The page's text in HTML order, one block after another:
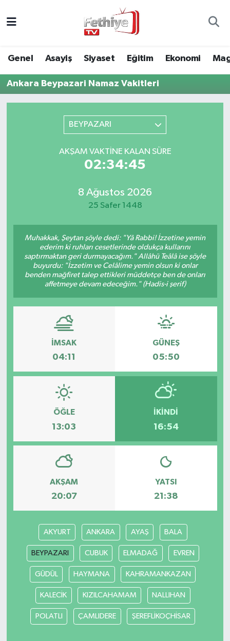
Genel Asayiş Siyaset Eğitim Ekonomi
Ankara Beypazari Namaz Vakitleri
BEYPAZARI
AKŞAM VAKTINE KALAN SÜRE
02:34:45
8 Ağustos 2026
25 Safer 1448
Muhakkak, Şeytan şöyle dedi: "Yâ Rabbi! İzzetine yemin
ederim ki ruhları cesetlerinde oldukça kullarını
saptırmaktan geri durmayacağım." Allâhü Teâlâ ise şöyle
buyurdu: "İzzetim ve Celâlime yemin olsun ki onlar
benden mağfiret talep ettikleri müddetçe ben de onları
affetmeye devam edeceğim." (Hadis-i şerif)
İMSAK
04:11
GÜNEŞ
05:50
ÖĞLE
13:03
İKINDI
16:54
AKŞAM
20:07
YATSI
21:38
AKYURT ANKARA AYAŞ BALA
BEYPAZARI CUBUK ELMADAĞ EVREN
GÜDÜL HAYMANA KAHRAMANKAZAN
KALECİK KIZILCAHAMAM NALLIHAN
POLATLI ÇAMLIDERE ŞEREFLİKOÇHİSAR
Turizm
Muğla Hava Durumu
Muğla Trafik Yoğunluk Haritası
Tüm Manşetler
Son Dakika Haberleri